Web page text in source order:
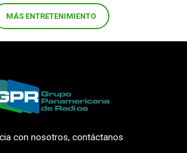
MÁS ENTRETENIMIENTO
con nosotros, contáctanos